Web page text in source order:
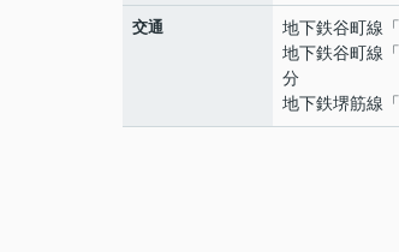
交通 地下鉄谷町線 「
地下鉄谷町線 「
分
地下鉄堺筋線 「